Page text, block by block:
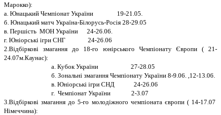
Марокко):
а. Юнацький Чемпiонат України 19-21.05.
б. Юнацький матч Україна-Бiлорусь-Росiя 28-29.05
в. Першiсть МОН України 24-26.06.
г. Юнiорськi iгри СНГ 24-26.06
2.Вiдбiрковi змагання до 18-го юнiрського Чемпiонату Європи ( 21-
24.07м.Каунас):
а. Кубок України 27-28.05
б. Зональнi змагання Чемпiонату України 8-9.06. ,12-13.06.
в. Юнiорськi iгри СНД 24-26.06
г. Чемпiонат України 2-3.07
3.Вiдбiрковi змагання до 5-го молодiжного чемпiоната європи ( 14-17.07
Нiмеччина):